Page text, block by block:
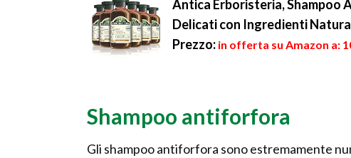
Antica Erboristeria, Shampoo
Delicati con Ingredienti
Prezzo: in offerta su Amazon a:
Shampoo antiforfora
Gli shampoo antiforfora sono estremamente